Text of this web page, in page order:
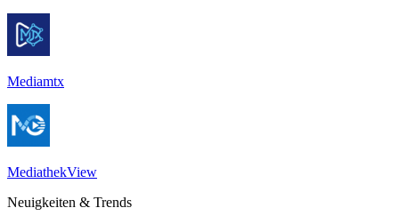
Mediamtx
MediathekView
Neuigkeiten & Trends